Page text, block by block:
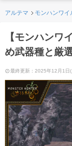
アルテマ モンハンワイ
【モンハンワ
め武器種と厳
最終更新：2025年12月1日